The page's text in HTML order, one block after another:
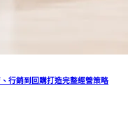
行銷到回購打造完整經營策略